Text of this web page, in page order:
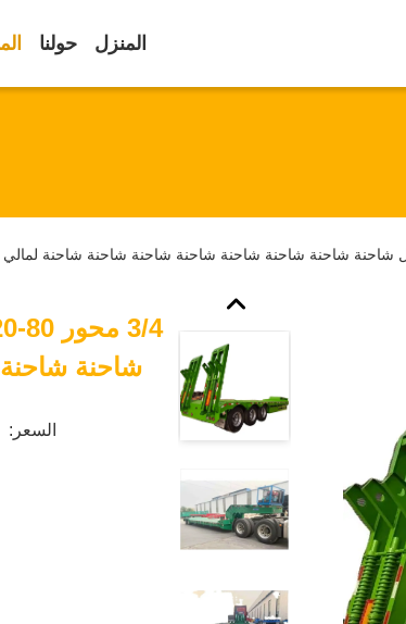
المنزل حولنا
شاحنة
السعر: